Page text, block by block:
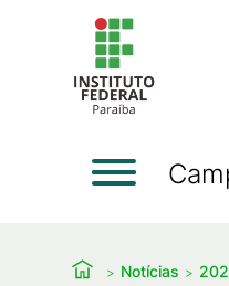
Notícias